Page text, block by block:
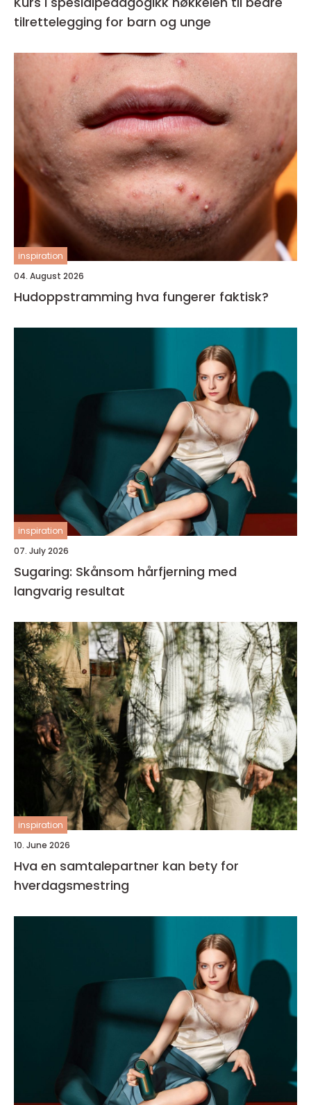
tilrettelegging for barn og unge
inspiration
04. August 2026
Hudoppstramming hva fungerer faktisk?
inspiration
07. July 2026
Sugaring: Skånsom hårfjerning med
langvarig resultat
inspiration
10. June 2026
Hva en samtalepartner kan bety for
hverdagsmestring